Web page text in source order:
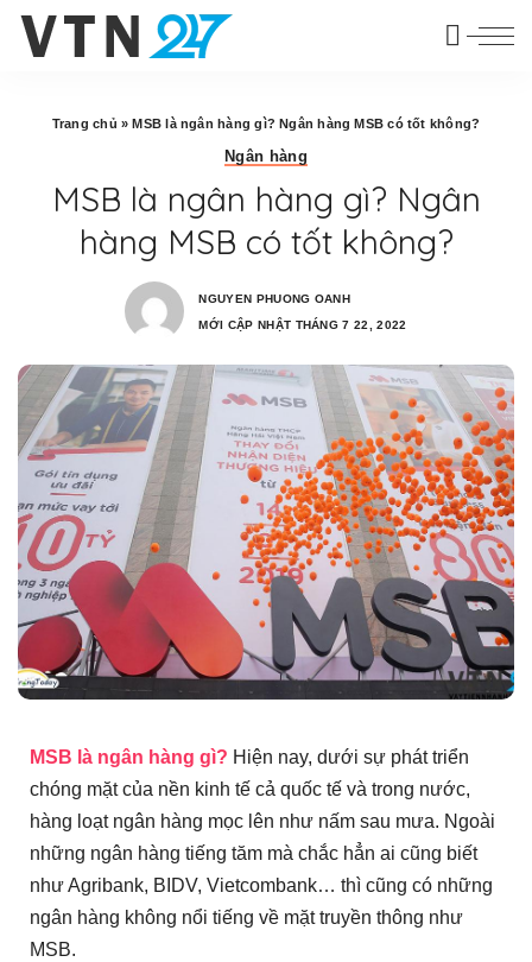
Trang chủ »MSB là ngân hàng gì? Ngân hàng MSB có tốt không?
Ngân hàng
MSB là ngân hàng gì? Ngân
hàng MSB có tốt không?
NGUYEN PHUONG OANH
MỚI CẬP NHẬT THÁNG 7 22, 2022
MSB là ngân hàng gì? Hiện nay, dưới sự phát triển
chóng mặt của nền kinh tế cả quốc tế và trong nước,
hàng loạt ngân hàng mọc lên như nấm sau mưa. Ngoài
những ngân hàng tiếng tăm mà chắc hẳn ai cũng biết
như Agribank, BIDV, Vietcombank… thì cũng có những
ngân hàng không nổi tiếng về mặt truyền thông như
MSB.